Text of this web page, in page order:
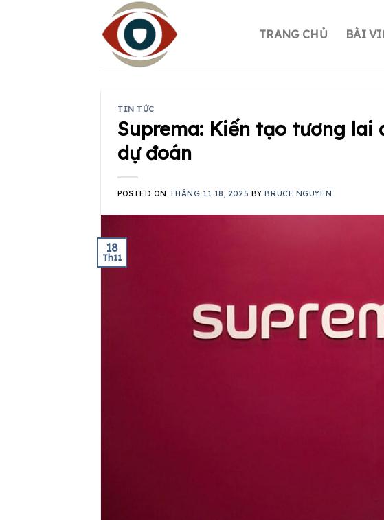
TRANG CHỦ BÀI
TIN TỨC
Suprema: Kiến tạo tương
dự đoán
POSTED ON THÁNG 11 18, 2025 BYBRUCE NGUYEN
18
Th11